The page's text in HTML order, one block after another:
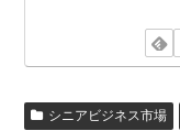
シニアビジネス市場